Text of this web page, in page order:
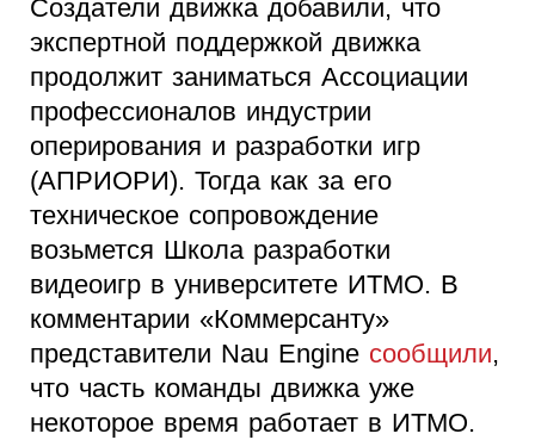
Создатели движка добавили, что
экспертной поддержкой движка
продолжит заниматься Ассоциации
профессионалов индустрии
оперирования и разработки игр
(АПРИОРИ). Тогда как за его
техническое сопровождение
возьмется Школа разработки
видеоигр в университете ИТМО. В
комментарии «Коммерсанту»
представители Nau Engine сообщили,
что часть команды движка уже
некоторое время работает в ИТМО.